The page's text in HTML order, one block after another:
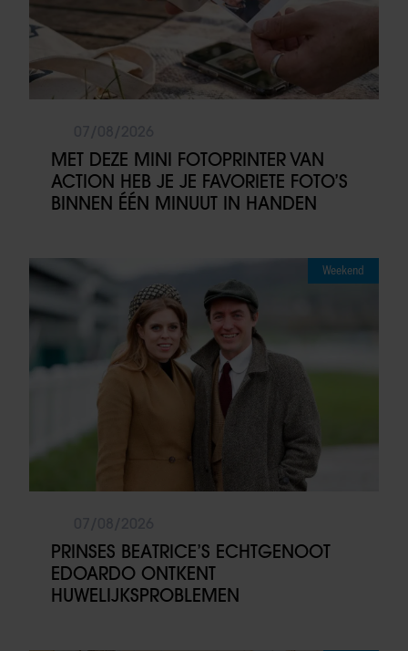
MET DEZE MINI FOTOPRINTER VAN
ACTION HEB JE JE FAVORIETE FOTO’S
BINNEN ÉÉN MINUUT IN HANDEN
Weekend
PRINSES BEATRICE’S ECHTGENOOT
EDOARDO ONTKENT
HUWELIJKSPROBLEMEN